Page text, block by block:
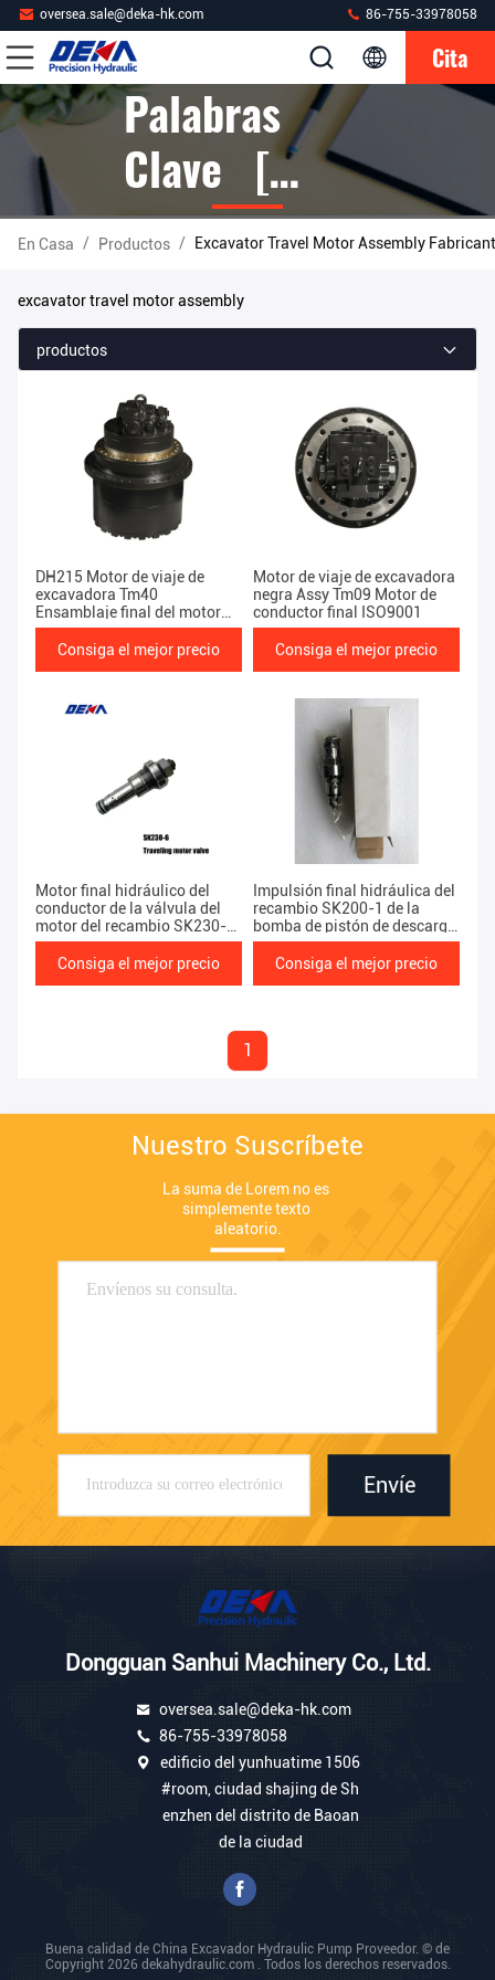
oversea.sale@deka-hk.com 86-755-33978058
Cita
Palabras
Clave [
Excavator
Travel Motor
Assembly ]
Partido 4
Productos
En Casa / Productos / Excavator Travel Motor Assembly
excavator travel motor assembly
productos
DH215 Motor de viaje de
excavadora Tm40
Ensamblaje final del motor
del conductor
Consiga el mejor precio
Motor de viaje de excavadora
negra Assy Tm09 Motor de
conductor final ISO9001
Consiga el mejor precio
Motor final hidráulico del
conductor de la válvula del
motor del recambio SK230-6
de la bomba de pistón del
EXCAVADOR pesado del
Consiga el mejor precio
Impulsión final hidráulica del
recambio SK200-1 de la
bomba de pistón de descarga
de la válvula (viaje) del poder
de las piezas del EXCAVADOR
Consiga el mejor precio
1
Nuestro Suscríbete
La suma de Lorem no es
simplemente texto
aleatorio.
Envíe
Dongguan Sanhui Machinery Co., Ltd.
oversea.sale@deka-hk.com
86-755-33978058
edificio del yunhuatime 1506
#room, ciudad shajing de Sh
enzhen del distrito de Baoan
de la ciudad
Buena calidad de China Excavador Hydraulic Pump Proveedor. © de
Copyright 2026 dekahydraulic.com . Todos los derechos reservados.